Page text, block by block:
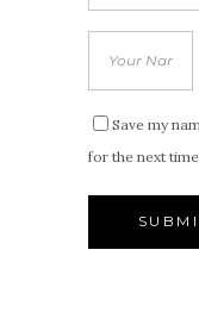
Save my
for the next